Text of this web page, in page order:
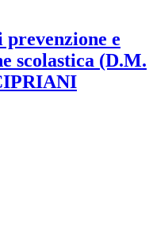
e
scolastica (D.M.